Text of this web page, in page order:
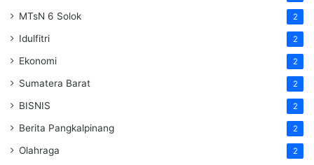
MTsN 6 Solok 2
Idulfitri 2
Ekonomi 2
Sumatera Barat 2
BISNIS 2
Berita Pangkalpinang 2
Olahraga 2